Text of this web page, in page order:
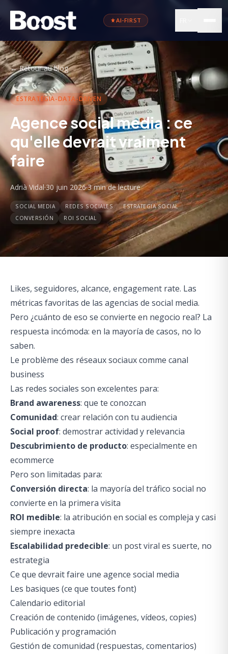
AI-FIRST
←Retour au blog
ESTRATEGIA-DATA-DRIVEN
Agence social media : ce
qu'elle devrait vraiment
faire
Adrià Vidal·30 juin 2026·3 min de lecture
SOCIAL MEDIA REDES SOCIALES
ESTRATEGIA SOCIAL
CONVERSIÓN
ROI SOCIAL
Likes, seguidores, alcance, engagement rate. Las
métricas favoritas de las agencias de social media.
Pero ¿cuánto de eso se convierte en negocio real? La
respuesta incómoda: en la mayoría de casos, no lo
saben.
Le problème des réseaux sociaux comme canal
business
Las redes sociales son excelentes para:
Brand awareness: que te conozcan
Comunidad: crear relación con tu audiencia
Social proof: demostrar actividad y relevancia
Descubrimiento de producto: especialmente en
ecommerce
Pero son limitadas para:
Conversión directa: la mayoría del tráfico social no
convierte en la primera visita
ROI medible: la atribución en social es compleja y casi
siempre inexacta
Escalabilidad predecible: un post viral es suerte, no
estrategia
Ce que devrait faire une agence social media
Les basiques (ce que toutes font)
Calendario editorial
Creación de contenido (imágenes, vídeos, copies)
Publicación y programación
Gestión de comunidad (respuestas, comentarios)